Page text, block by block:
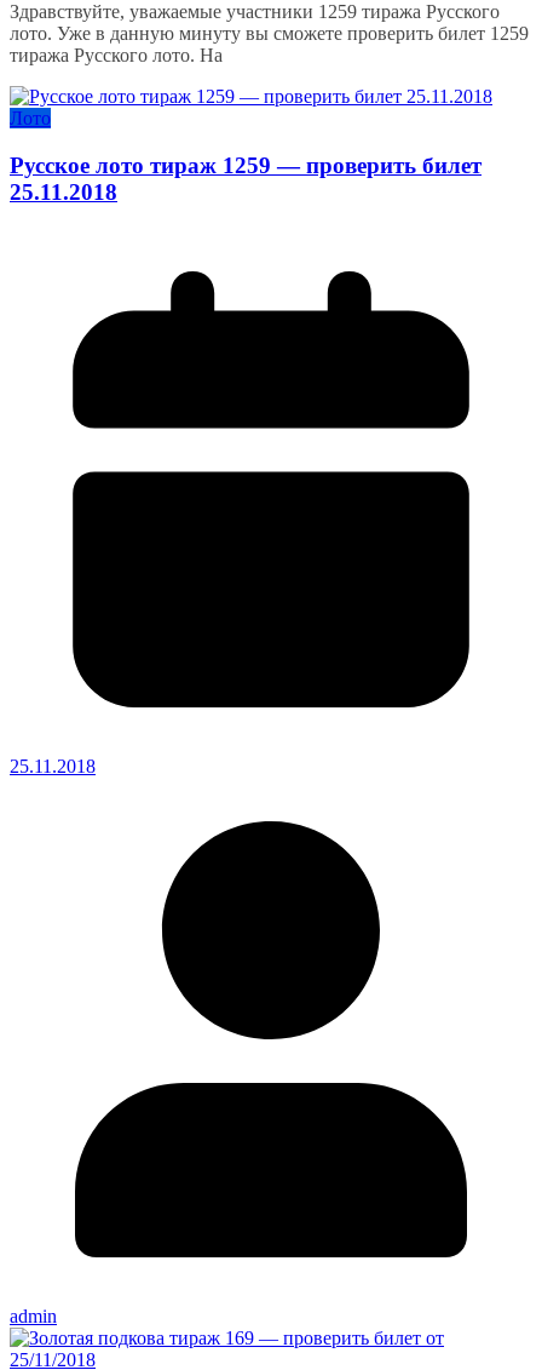
Здравствуйте, уважаемые участники 1259 тиража Русского
лото. Уже в данную минуту вы сможете проверить билет 1259
тиража Русского лото. На
Лото
Русское лото тираж 1259 — проверить билет
25.11.2018
25.11.2018
admin